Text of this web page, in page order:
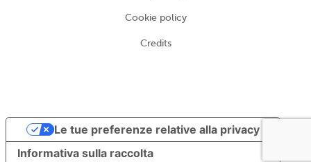
Cookie policy
Credits
Informativa sulla raccolta
Le tue preferenze relative alla privacy